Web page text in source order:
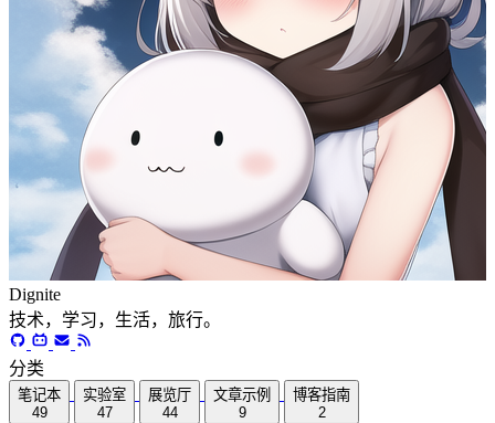
Dignite
技术，学习，生活，旅行。
分类
笔记本
49
实验室
47
展览厅
44
文章示例
9
博客指南
2